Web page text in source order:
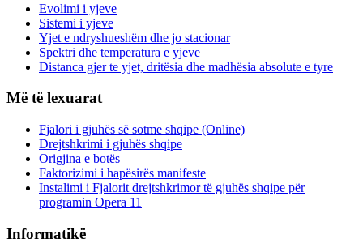
Evolimi i yjeve
Sistemi i yjeve
Yjet e ndryshueshëm dhe jo stacionar
Spektri dhe temperatura e yjeve
Distanca gjer te yjet, dritësia dhe madhësia absolute e tyre
Më të lexuarat
Fjalori i gjuhës së sotme shqipe (Online)
Drejtshkrimi i gjuhës shqipe
Origjina e botës
Faktorizimi i hapësirës manifeste
Instalimi i Fjalorit drejtshkrimor të gjuhës shqipe për
programin Opera 11
Informatikë